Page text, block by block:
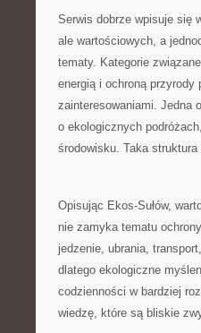
Serwis dobrze wpisuje się
ale wartościowych, a
tematy. Kategorie
energią i ochroną przyrody
zainteresowaniami. Jedna
o ekologicznych
środowisku. Taka
Opisując Ekos-Sułów,
nie zamyka tematu
jedzenie, ubrania,
dlatego ekologiczne
codzienności w bardziej
wiedzę, które są bliskie